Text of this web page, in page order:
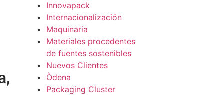
Innovapack
Internacionalización
Maquinaria
Materiales procedentes
de fuentes sostenibles
Nuevos Clientes
Òdena
Packaging Cluster